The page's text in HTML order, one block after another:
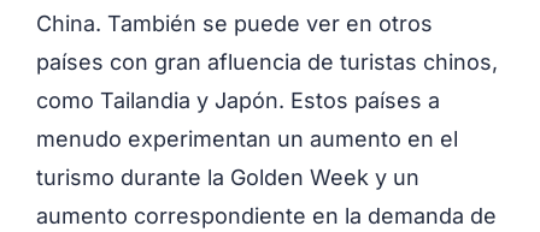
China. También se puede ver en otros
países con gran afluencia de turistas chinos,
como Tailandia y Japón. Estos países a
menudo experimentan un aumento en el
turismo durante la Golden Week y un
aumento correspondiente en la demanda de